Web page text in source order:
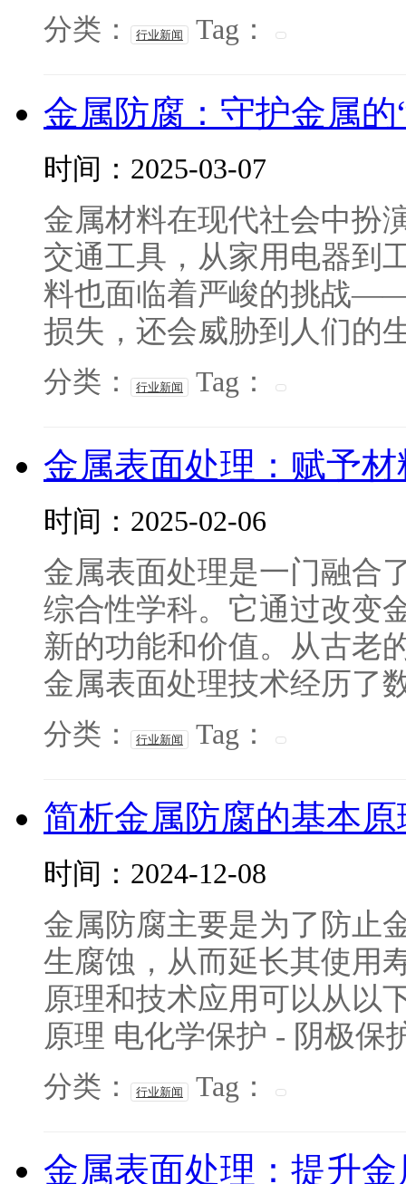
分类： 行业新闻 Tag：
金属防腐：守护金属的
时间：2025-03-07
金属材料在现代社会中扮
交通工具，从家用电器到
料也面临着严峻的挑战
损失，还会威胁到人们的
分类： 行业新闻 Tag：
金属表面处理：赋予
时间：2025-02-06
金属表面处理是一门融合
综合性学科。它通过改变
新的功能和价值。从古老
金属表面处理技术经历了
分类： 行业新闻 Tag：
简析金属防腐的基本
时间：2024-12-08
金属防腐主要是为了防止
生腐蚀，从而延长其使用
原理和技术应用可以从以
原理 电化学保护 - 阴极保
分类： 行业新闻 Tag：
金属表面处理：提升